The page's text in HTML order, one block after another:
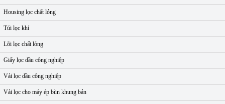
Housing lọc chất lỏng
Túi lọc khí
Lõi lọc chất lỏng
Giấy lọc dầu công nghiệp
Vải lọc dầu công nghiệp
Vải lọc cho máy ép bùn khung bản